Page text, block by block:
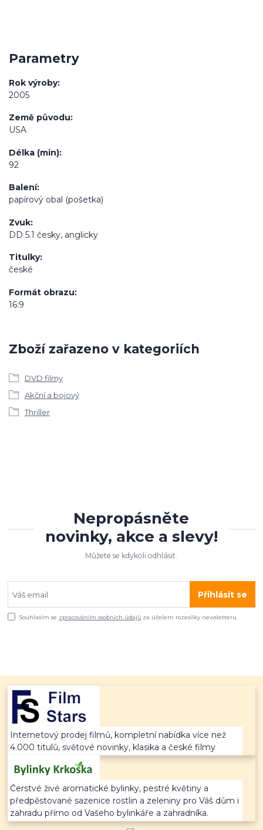
Parametry
Rok výroby
2005
Země původu
USA
Délka (min)
92
Balení
papírový obal (pošetka)
Zvuk
DD 5.1 česky, anglicky
Titulky
české
Formát obrazu
16:9
Zboží zařazeno v kategoriích
DVD filmy
Akční a bojový
Thriller
Nepropásněte
novinky, akce a slevy!
Můžete se kdykoli odhlásit.
Přihlásit se
Souhlasím se zpracováním osobních údajů za účelem rozesílky newsletteru.
Internetový prodej filmů, kompletní nabídka více než
4.000 titulů, světové novinky, klasika a české filmy
Čerstvé živé aromatické bylinky, pestré květiny a
předpěstované sazenice rostlin a zeleniny pro Váš dům i
zahradu přímo od Vašeho bylinkáře a zahradníka.